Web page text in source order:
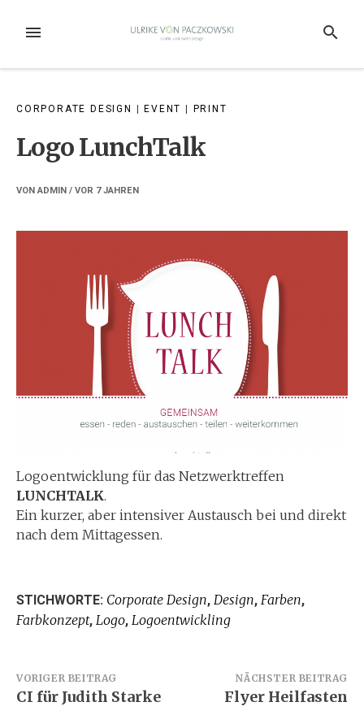
zumMENÜ SUCHE
CORPORATE DESIGN EVENT PRINT
Logo LunchTalk
VONADMIN / VOR 7 JAHREN
Logoentwicklung für das Netzwerktreffen
LUNCHTALK.
Ein kurzer, aber intensiver Austausch bei und direkt
nach dem Mittagessen.
STICHWORTE: Corporate Design, Design, Farben,
Farbkonzept, Logo, Logoentwickling
Beitragsnavigation
VORIGER BEITRAG
CI für Judith Starke
NÄCHSTER BEITRAG
Flyer Heilfasten